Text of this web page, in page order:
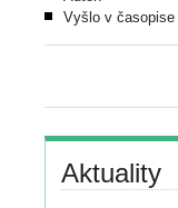
Vyšlo v časopise
Aktuality